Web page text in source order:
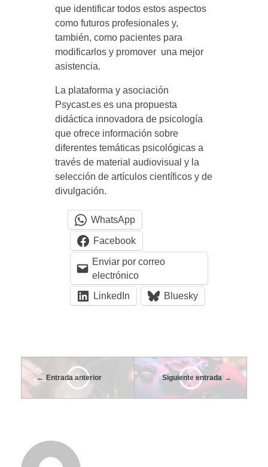
que identificar todos estos aspectos
como futuros profesionales y,
también, como pacientes para
modificarlos y promover una mejor
asistencia.
La plataforma y asociación
Psycast.es es una propuesta
didáctica innovadora de psicología
que ofrece información sobre
diferentes temáticas psicológicas a
través de material audiovisual y la
selección de artículos científicos y de
divulgación.
WhatsApp
Facebook
Enviar por correo
electrónico
LinkedIn Bluesky
Entrada anterior Siguiente entrada